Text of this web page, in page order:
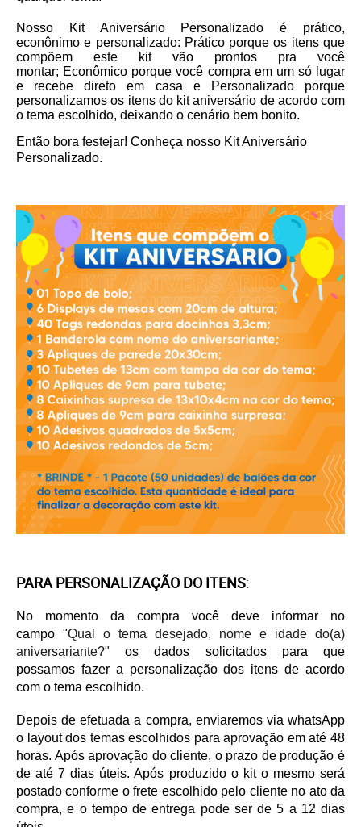
Nosso Kit Aniversário Personalizado é prático,
econônimo e personalizado: Práticoporque os itens que
compõem este kit vão prontos pra você
montar; Econômico porque você compra em um só lugar
e recebe direto em casa e
Personalizadoporque
personalizamos os itens do kit aniversário de acordo com
o tema escolhido, deixando o cenário bem bonito.
Então bora festejar! Conheça nosso Kit Aniversário
Personalizado.
PARA PERSONALIZAÇÃO DO ITENS:
No momento da compra você deve informar no
campo "Qual o tema desejado, nome e idade do(a)
aniversariante?" os dados solicitados para que
possamos fazer a personalização dos itens de acordo
com o tema escolhido.
Depois de efetuada a compra, enviaremos via whatsApp
o layout dos temas escolhidos para aprovação em até 48
horas. Após aprovação do cliente, o prazo de produção é
de até 7 dias úteis. Após produzido o kit o mesmo será
postado conforme o frete escolhido pelo cliente no ato da
compra, e o tempo de entrega pode ser de 5 a 12 dias